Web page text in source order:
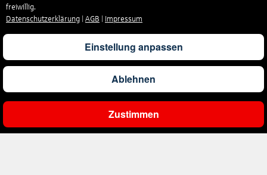
Ergebnisse filtern
freiwillig.
Datenschutzerklärung
AGB Impressum
Einstellung anpassen
Ablehnen
Zustimmen